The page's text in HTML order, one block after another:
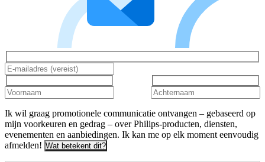
Ik wil graag promotionele communicatie ontvangen – gebaseerd op
mijn voorkeuren en gedrag – over Philips-producten, diensten,
evenementen en aanbiedingen. Ik kan me op elk moment eenvoudig
afmelden! Wat betekent dit?